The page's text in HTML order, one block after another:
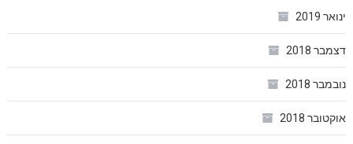
ינואר 2019
דצמבר 2018
נובמבר 2018
אוקטובר 2018